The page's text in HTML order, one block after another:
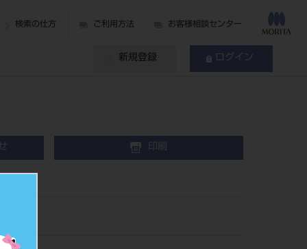
検索の仕方 ご利用方法 お客様相談センター
新規登録 ログイン
印刷